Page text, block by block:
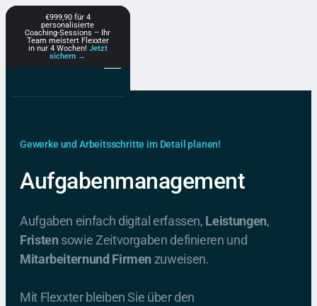
€999,90 für 4
personalisierte
Coaching-Sessions – Ihr
Team meistert Flexxter
in nur 4 Wochen! Jetzt
sichern →
Gewerke und Arbeitsschritte im Detail planen!
Aufgabenmanagement
Aufgaben einfach digital erfassen, Leistungen,
Fristen sowie Zeitvorgaben definieren und
Mitarbeiternund Firmen zuweisen.
Mit Flexxter bleiben Sie über den